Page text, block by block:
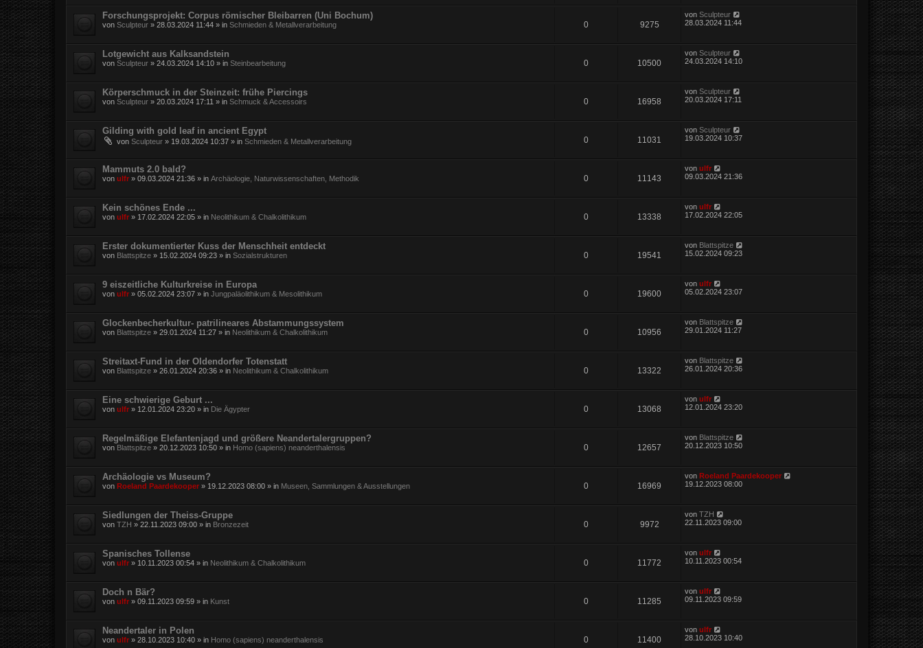
Forschungsprojekt: Corpus römischer Bleibarren (Uni Bochum)
von Sculpteur » 28.03.2024 11:44 » in Schmieden & Metallverarbeitung 0 9275
von Sculpteur
28.03.2024 11:44
Lotgewicht aus Kalksandstein
von Sculpteur » 24.03.2024 14:10 » in Steinbearbeitung 0 10500
von Sculpteur
24.03.2024 14:10
Körperschmuck in der Steinzeit: frühe Piercings
von Sculpteur » 20.03.2024 17:11 » in Schmuck & Accessoirs 0 16958
von Sculpteur
20.03.2024 17:11
Gilding with gold leaf in ancient Egypt
von Sculpteur » 19.03.2024 10:37 » in Schmieden & Metallverarbeitung 0 11031
von Sculpteur
19.03.2024 10:37
Mammuts 2.0 bald?
von ulfr » 09.03.2024 21:36 » in Archäologie, Naturwissenschaften, Methodik 0 11143
von ulfr
09.03.2024 21:36
Kein schönes Ende ...
von ulfr » 17.02.2024 22:05 » in Neolithikum & Chalkolithikum 0 13338
von ulfr
17.02.2024 22:05
Erster dokumentierter Kuss der Menschheit entdeckt
von Blattspitze » 15.02.2024 09:23 » in Sozialstrukturen 0 19541
von Blattspitze
15.02.2024 09:23
9 eiszeitliche Kulturkreise in Europa
von ulfr » 05.02.2024 23:07 » in Jungpaläolithikum & Mesolithikum 0 19600
von ulfr
05.02.2024 23:07
Glockenbecherkultur- patrilineares Abstammungssystem
von Blattspitze » 29.01.2024 11:27 » in Neolithikum & Chalkolithikum 0 10956
von Blattspitze
29.01.2024 11:27
Streitaxt-Fund in der Oldendorfer Totenstatt
von Blattspitze » 26.01.2024 20:36 » in Neolithikum & Chalkolithikum 0 13322
von Blattspitze
26.01.2024 20:36
Eine schwierige Geburt ...
von ulfr » 12.01.2024 23:20 » in Die Ägypter 0 13068
von ulfr
12.01.2024 23:20
Regelmäßige Elefantenjagd und größere Neandertalergruppen?
von Blattspitze » 20.12.2023 10:50 » in Homo (sapiens) neanderthalensis 0 12657
von Blattspitze
20.12.2023 10:50
Archäologie vs Museum?
von Roeland Paardekooper » 19.12.2023 08:00 » in Museen, Sammlungen & Ausstellungen 0 16969
von Roeland Paardekooper
19.12.2023 08:00
Siedlungen der Theiss-Gruppe
von TZH » 22.11.2023 09:00 » in Bronzezeit 0 9972
von TZH
22.11.2023 09:00
Spanisches Tollense
von ulfr » 10.11.2023 00:54 » in Neolithikum & Chalkolithikum 0 11772
von ulfr
10.11.2023 00:54
Doch n Bär?
von ulfr » 09.11.2023 09:59 » in Kunst 0 11285
von ulfr
09.11.2023 09:59
Neandertaler in Polen
von ulfr » 28.10.2023 10:40 » in Homo (sapiens) neanderthalensis 0 11400
von ulfr
28.10.2023 10:40